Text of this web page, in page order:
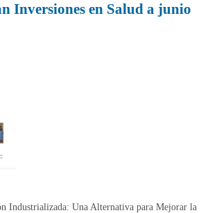
Inversiones en Salud a junio
Industrializada: Una Alternativa para Mejorar la